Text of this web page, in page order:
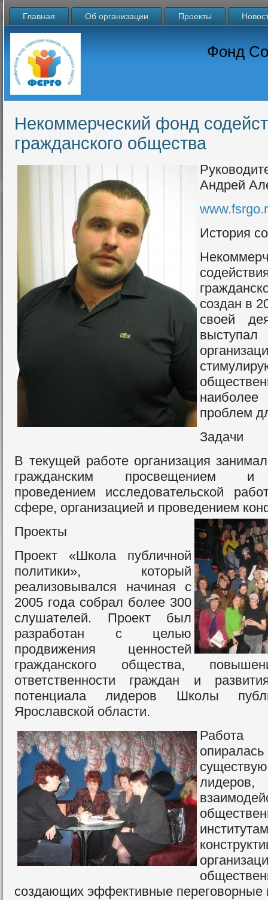
Главная Об организации Проекты
Фонд
Некоммерческий фонд
гражданского общества
Андрей
История
создан в
своей
проблем
Задачи
В текущей работе организация
гражданским просвещением и
проведением исследовательской
сфере, организацией и проведением
Проекты
Проект «Школа публичной
политики», который
реализовывался начиная с
2005 года собрал более 300
слушателей. Проект был
разработан с целью
продвижения ценностей
гражданского общества,
ответственности граждан и
потенциала лидеров Школы
Ярославской области.
создающих эффективные переговорные